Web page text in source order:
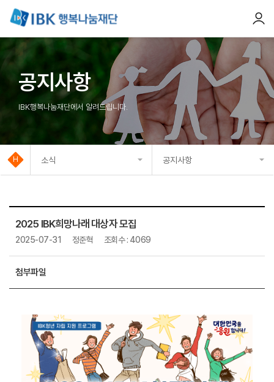
메뉴
공지사항
IBK행복나눔재단에서 알려드립니다.
소식
주요사업
소식
감사인사
공지사항
언론보도
2025 IBK희망나래 대상자 모집
2025-07-31 정준혁 조회수 : 4069
첨부파일